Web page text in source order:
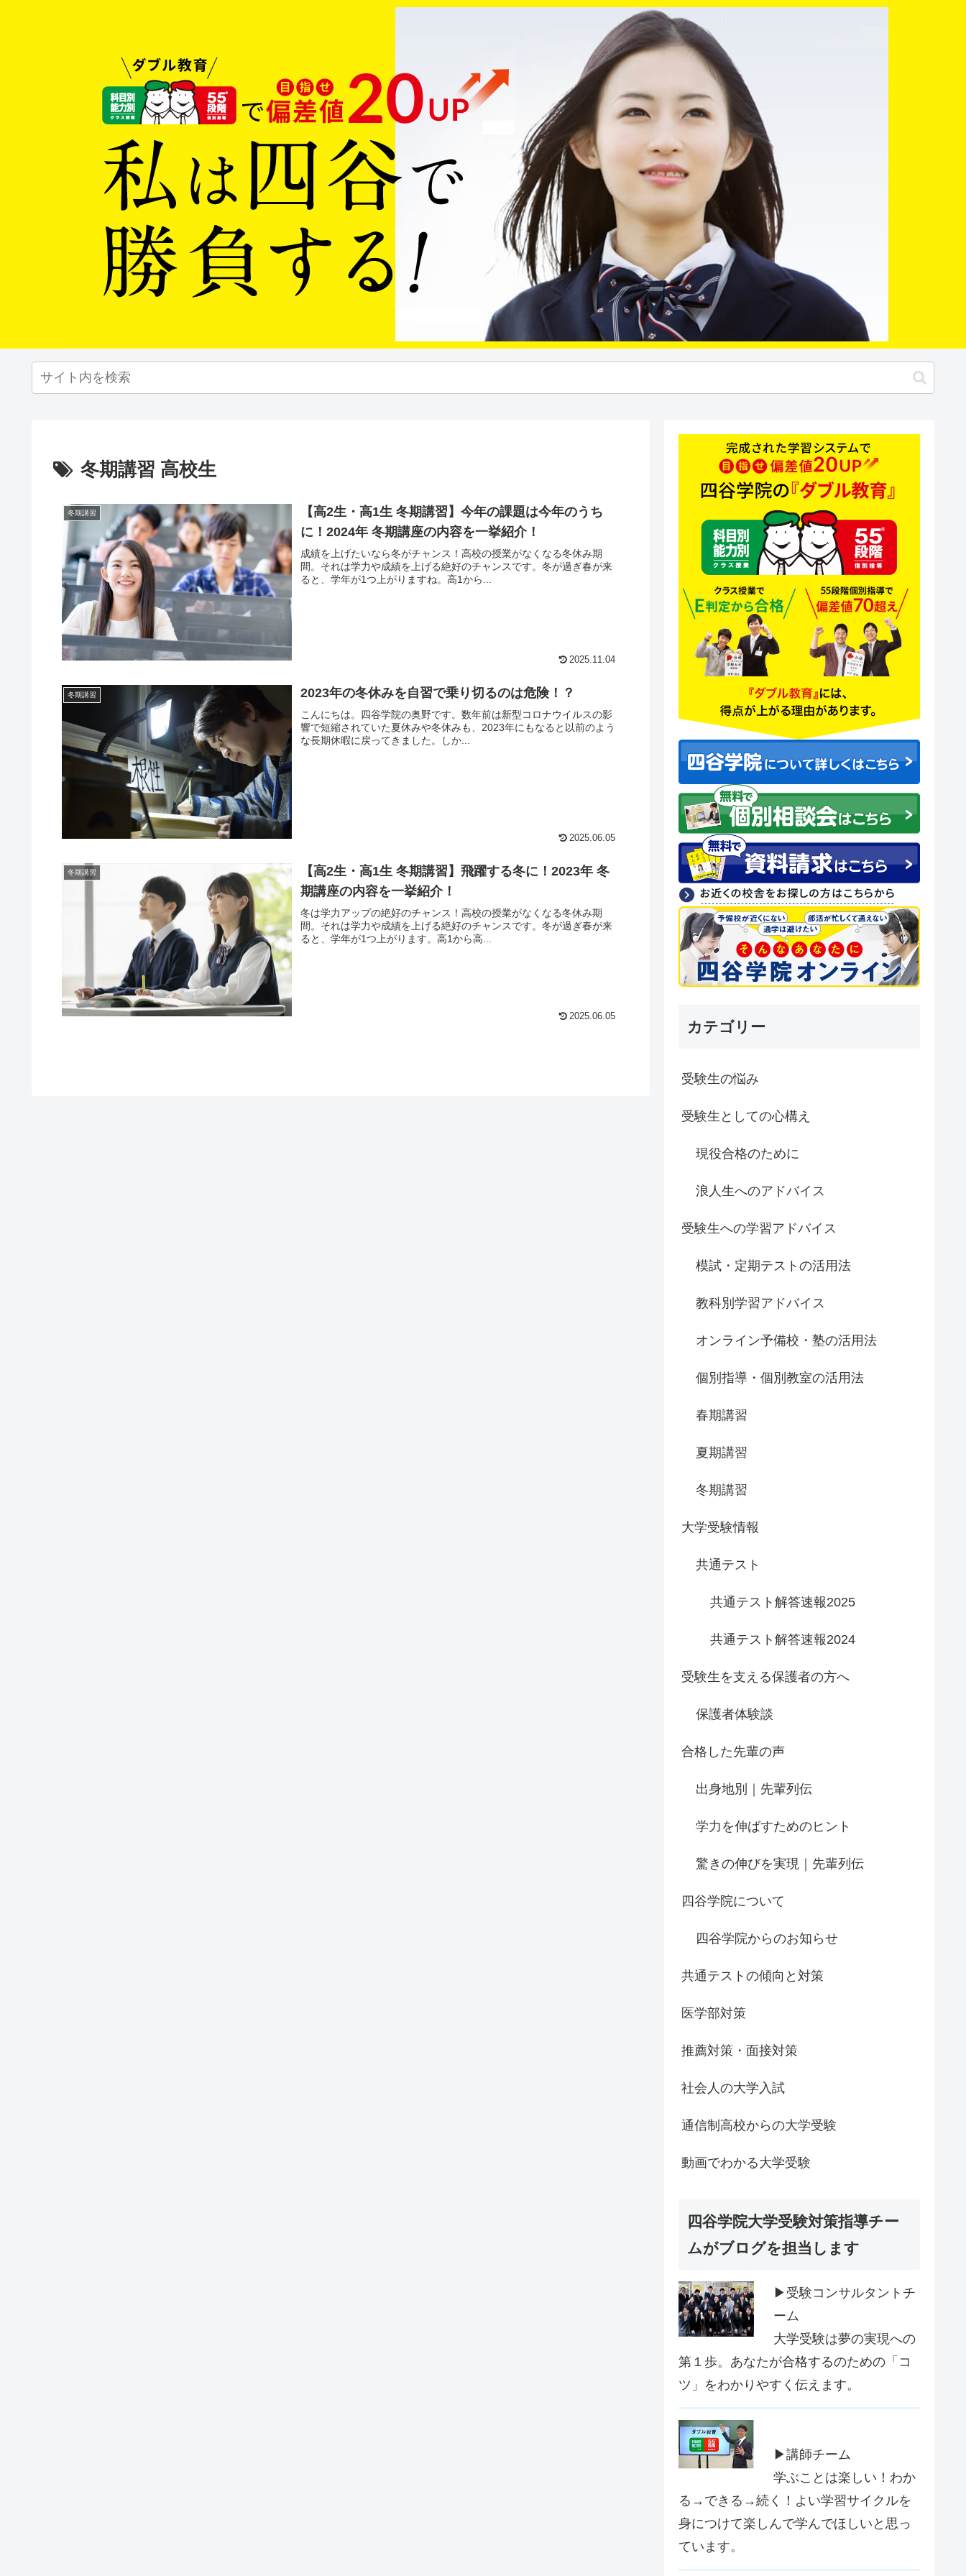
冬期講習 高校生
冬期講習
【高2生・高1生 冬期講習】今年の課題は今年のうち
に！2024年 冬期講座の内容を一挙紹介！
成績を上げたいなら冬がチャンス！高校の授業がなくなる冬休み期
間。それは学力や成績を上げる絶好のチャンスです。冬が過ぎ春が来
ると、学年が1つ上がりますね。高1から...
2025.11.04
冬期講習 2023年の冬休みを自習で乗り切るのは危険！？
こんにちは。四谷学院の奥野です。数年前は新型コロナウイルスの影
響で短縮されていた夏休みや冬休みも、2023年にもなると以前のよう
な長期休暇に戻ってきました。しか...
2025.06.05
冬期講習
【高2生・高1生 冬期講習】飛躍する冬に！2023年 冬
期講座の内容を一挙紹介！
冬は学力アップの絶好のチャンス！高校の授業がなくなる冬休み期
間。それは学力や成績を上げる絶好のチャンスです。冬が過ぎ春が来
ると、学年が1つ上がります。高1から高...
2025.06.05
カテゴリー
受験生の悩み
受験生としての心構え
現役合格のために
浪人生へのアドバイス
受験生への学習アドバイス
模試・定期テストの活用法
教科別学習アドバイス
オンライン予備校・塾の活用法
個別指導・個別教室の活用法
春期講習
夏期講習
冬期講習
大学受験情報
共通テスト
共通テスト解答速報2025
共通テスト解答速報2024
受験生を支える保護者の方へ
保護者体験談
合格した先輩の声
出身地別｜先輩列伝
学力を伸ばすためのヒント
驚きの伸びを実現｜先輩列伝
四谷学院について
四谷学院からのお知らせ
共通テストの傾向と対策
医学部対策
推薦対策・面接対策
社会人の大学入試
通信制高校からの大学受験
動画でわかる大学受験
四谷学院大学受験対策指導チー
ムがブログを担当します
▶受験コンサルタントチ
ーム
大学受験は夢の実現への
第１歩。あなたが合格するのための「コ
ツ」をわかりやすく伝えます。
▶講師チーム
学ぶことは楽しい！わか
る→できる→続く！よい学習サイクルを
身につけて楽しんで学んでほしいと思っ
ています。